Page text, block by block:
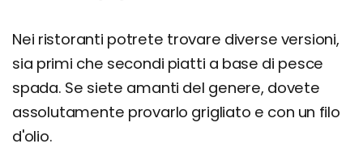
Nei ristoranti potrete trovare diverse versioni,
sia primi che secondi piatti a base di pesce
spada. Se siete amanti del genere, dovete
assolutamente provarlo grigliato e con un filo
d'olio.